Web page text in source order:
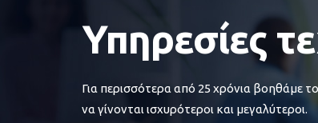
Υπηρεσίες
Για περισσότερα από 25 χρόνια βοηθάμε
να γίνονται ισχυρότεροι και μεγαλύτεροι.